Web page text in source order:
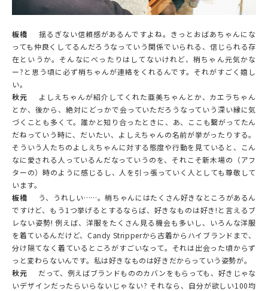
板橋
揺るぎない信頼感があるんですよね。きっとおばあちゃんにな
っても仲良くしてるんだろうなっていう関係でいられる、信じられる存
在というか。そんなにべったりはしてないけれど、梢ちゃん元気かな
ー?と思う頃に必ず梢ちゃんが連絡をくれるんです。それがすごく嬉し
い。
秋元
よしえちゃんが紹介してくれた亜美ちゃんとか、カエラちゃん
とか、後から、絶対にどっかで会っていただろうなっていう深い縁に気
づくことも多くて。誰かと知り合ったときに、あ、ここも繋がってたん
だねっていう時に、だいたい、よしえちゃんの名前が挙がったりする。
そういう人たちのよしえちゃんに対する態度や行動を見ていると、こん
なに愛される人っているんだなっていうのを、それこそ新木場の（アフ
ターの）時のように感じるし、人を引っ張っていく人としても尊敬して
います。
板橋
う、うれしい……。梢ちゃんにはたくさん好きなところがあるん
ですけど、もう1つ挙げるとするならば、好きなものは好き!と言えるブ
レない姿勢! 例えば、洋服をたくさん見る機会も多いし、いろんな洋服
を着ているんだけど、Candy Stripperから古着からハイブランドまで、
分け隔てなく着ているところがすごいなって。それは出会った頃からず
っと変わらないんです。私は好きなものは好きだからっていう姿勢が。
秋元
だって、例えばブランドもののカバンをもらっても、好きじゃな
いデザインだったらいらないじゃない? それなら、自分が欲しい100均